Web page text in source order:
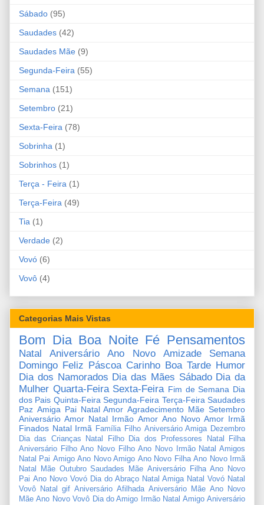
Sábado (95)
Saudades (42)
Saudades Mãe (9)
Segunda-Feira (55)
Semana (151)
Setembro (21)
Sexta-Feira (78)
Sobrinha (1)
Sobrinhos (1)
Terça - Feira (1)
Terça-Feira (49)
Tia (1)
Verdade (2)
Vovó (6)
Vovô (4)
Categorias Mais Vistas
Bom Dia Boa Noite Fé Pensamentos
Natal Aniversário Ano Novo Amizade
Semana
Domingo Feliz Páscoa Carinho Boa Tarde Humor
Dia dos Namorados Dia das Mães Sábado Dia da
Mulher Quarta-Feira Sexta-Feira Fim de Semana Dia
dos Pais Quinta-Feira Segunda-Feira Terça-Feira Saudades
Paz Amiga Pai Natal Amor Agradecimento Mãe Setembro
Aniversário Amor Natal Irmão Amor Ano Novo Amor Irmã
Finados Natal Irmã Família Filho Aniversário Amiga Dezembro
Dia das Crianças
Natal Filho Dia dos Professores
Natal Filha
Aniversário Filho Ano Novo Filho Ano Novo Irmão Natal Amigos
Natal Pai Amigo Ano Novo Amigo Ano Novo Filha Ano Novo Irmã
Natal Mãe Outubro Saudades Mãe Aniversário Filha Ano Novo
Pai Ano Novo Vovó Dia do Abraço Natal Amiga Natal Vovó Natal
Vovô
Natal gif Aniversário Afilhada Aniversário Mãe Ano Novo
Mãe Ano Novo Vovô Dia do Amigo Irmão Natal Amigo Aniversário